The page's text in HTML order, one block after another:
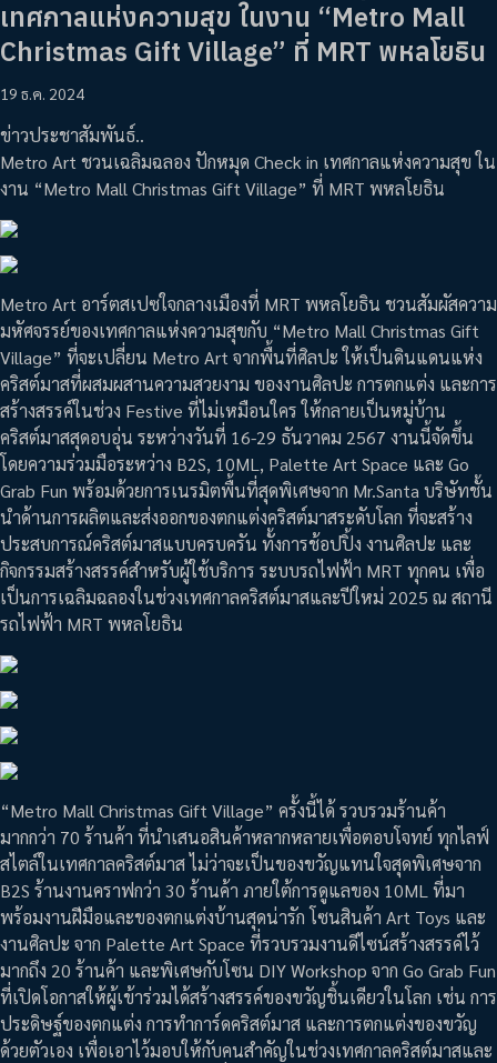
เทศกาลแห่งความสุข ในงาน “Metro Mall
Christmas Gift Village” ที่ MRT พหลโยธิน
19 ธ.ค. 2024
ข่าวประชาสัมพันธ์..
Metro Art ชวนเฉลิมฉลอง ปักหมุด Check in เทศกาลแห่งความสุข ใน
งาน “Metro Mall Christmas Gift Village” ที่ MRT พหลโยธิน
Metro Art อาร์ตสเปซใจกลางเมืองที่ MRT พหลโยธิน ชวนสัมผัสความ
มหัศจรรย์ของเทศกาลแห่งความสุขกับ “Metro Mall Christmas Gift
Village” ที่จะเปลี่ยน Metro Art จากพื้นที่ศิลปะ ให้เป็นดินแดนแห่ง
คริสต์มาสที่ผสมผสานความสวยงาม ของงานศิลปะ การตกแต่ง และการ
สร้างสรรค์ในช่วง Festive ที่ไม่เหมือนใคร ให้กลายเป็นหมู่บ้าน
คริสต์มาสสุดอบอุ่น ระหว่างวันที่ 16-29 ธันวาคม 2567 งานนี้จัดขึ้น
โดยความร่วมมือระหว่าง B2S, 10ML, Palette Art Space และ Go
Grab Fun พร้อมด้วยการเนรมิตพื้นที่สุดพิเศษจาก Mr.Santa บริษัทชั้น
นำด้านการผลิตและส่งออกของตกแต่งคริสต์มาสระดับโลก ที่จะสร้าง
ประสบการณ์คริสต์มาสแบบครบครัน ทั้งการช้อปปิ้ง งานศิลปะ และ
กิจกรรมสร้างสรรค์สำหรับผู้ใช้บริการ ระบบรถไฟฟ้า MRT ทุกคน เพื่อ
เป็นการเฉลิมฉลองในช่วงเทศกาลคริสต์มาสและปีใหม่ 2025 ณ สถานี
รถไฟฟ้า MRT พหลโยธิน
“Metro Mall Christmas Gift Village” ครั้งนี้ได้ รวบรวมร้านค้า
มากกว่า 70 ร้านค้า ที่นำเสนอสินค้าหลากหลายเพื่อตอบโจทย์ ทุกไลฟ์
สไตล์ในเทศกาลคริสต์มาส ไม่ว่าจะเป็นของขวัญแทนใจสุดพิเศษจาก
B2S ร้านงานคราฟกว่า 30 ร้านค้า ภายใต้การดูแลของ 10ML ที่มา
พร้อมงานฝีมือและของตกแต่งบ้านสุดน่ารัก โซนสินค้า Art Toys และ
งานศิลปะ จาก Palette Art Space ที่รวบรวมงานดีไซน์สร้างสรรค์ไว้
มากถึง 20 ร้านค้า และพิเศษกับโซน DIY Workshop จาก Go Grab Fun
ที่เปิดโอกาสให้ผู้เข้าร่วมได้สร้างสรรค์ของขวัญชิ้นเดียวในโลก เช่น การ
ประดิษฐ์ของตกแต่ง การทำการ์ดคริสต์มาส และการตกแต่งของขวัญ
ด้วยตัวเอง เพื่อเอาไว้มอบให้กับคนสำคัญในช่วงเทศกาลคริสต์มาสและ